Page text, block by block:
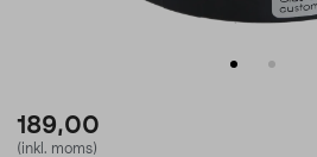
189,00
(inkl. moms)